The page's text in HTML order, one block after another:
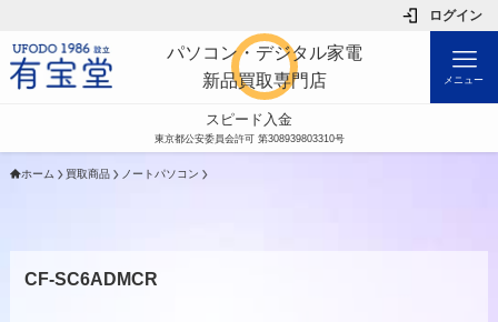
ログイン
パソコン・デジタル家電
新品買取専門店
メニュー
スピード入金
東京都公安委員会許可 第308939803310号
ホーム 買取商品 ノートパソコン
CF-SC6ADMCR